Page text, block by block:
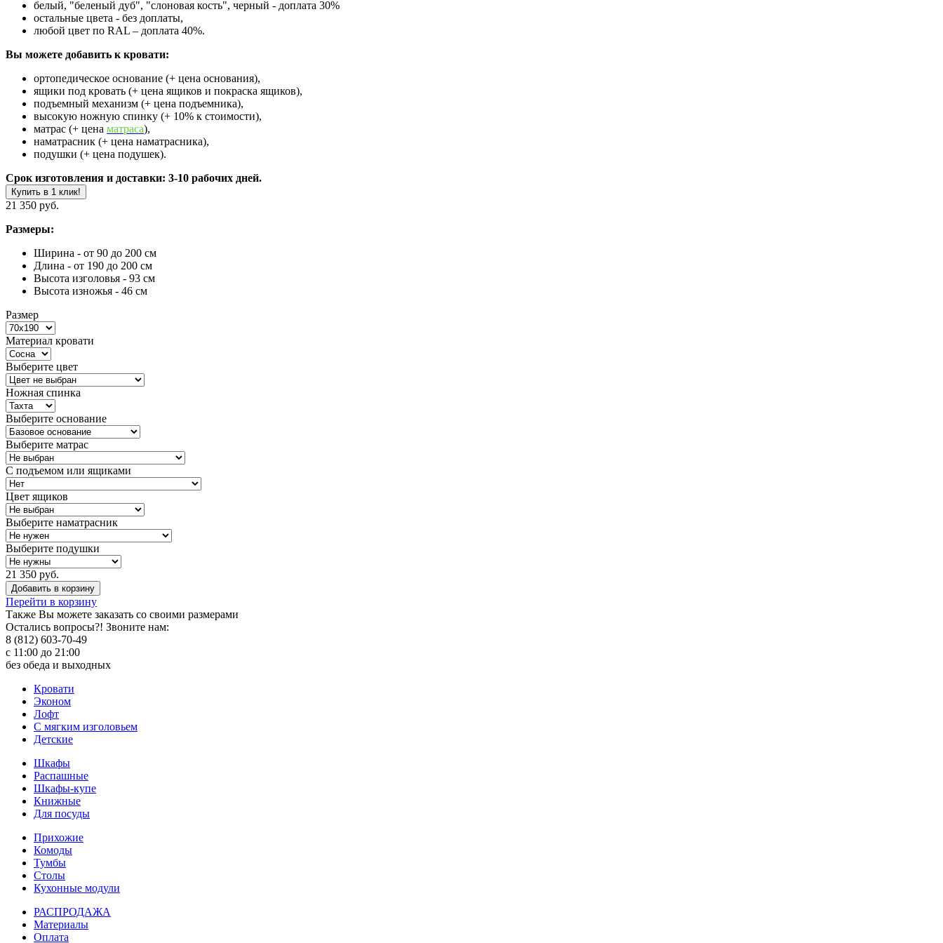
белый, "беленый дуб", "слоновая кость", черный - доплата 30%
остальные цвета - без доплаты,
любой цвет по RAL – доплата 40%.
Вы можете добавить к кровати:
ортопедическое основание (+ цена основания),
ящики под кровать (+ цена ящиков и покраска ящиков),
подъемный механизм (+ цена подъемника),
высокую ножную спинку (+ 10% к стоимости),
матрас (+ цена матраса),
наматрасник (+ цена наматрасника),
подушки (+ цена подушек).
Срок изготовления и доставки: 3-10 рабочих дней.
Купить в 1 клик!
21 350 руб.
Размеры:
Ширина - от 90 до 200 см
Длина - от 190 до 200 см
Высота изголовья - 93 см
Высота изножья - 46 см
Размер
Материал кровати
Выберите цвет
Ножная спинка
Выберите основание
Выберите матрас
С подъемом или ящиками
Цвет ящиков
Выберите наматрасник
Выберите подушки
21 350 руб.
Добавить в корзину
Перейти в корзину
Также Вы можете заказать со своими размерами
Остались вопросы?! Звоните нам:
8 (812) 603-70-49
с 11:00 до 21:00
без обеда и выходных
Кровати
Эконом
Лофт
С мягким изголовьем
Детские
Шкафы
Распашные
Шкафы-купе
Книжные
Для посуды
Прихожие
Комоды
Тумбы
Столы
Кухонные модули
РАСПРОДАЖА
Материалы
Оплата